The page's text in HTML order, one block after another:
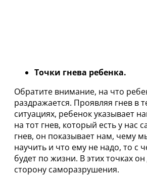
Точки гнева ребенка.
Обратите внимание, на что
раздражается. Проявляя гнев в
ситуациях, ребенок указывает
на тот гнев, который есть у нас
гнев, он показывает нам, чему
научить и что ему не надо, то с
будет по жизни. В этих точках он
сторону саморазрушения.